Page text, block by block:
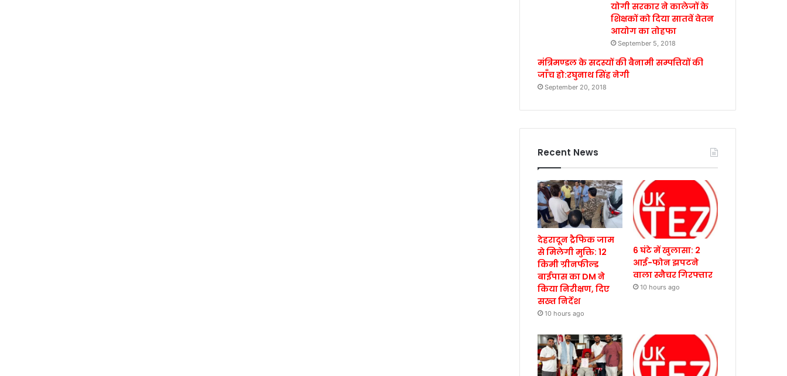
योगी सरकार ने कालेजों के
शिक्षकों को दिया सातवें वेतन
आयोग का तोहफा
September 5, 2018
मंत्रिमण्डल के सदस्यों की बैनामी सम्पत्तियों की
जाँच हो:रघुनाथ सिंह नेगी
September 20, 2018
Recent News
देहरादून ट्रैफिक जाम
से मिलेगी मुक्ति: 12
किमी ग्रीनफील्ड
बाईपास का DM ने
किया निरीक्षण, दिए
सख्त निर्देश
10 hours ago
6 घंटे में खुलासा: 2
आई-फोन झपटने
वाला स्नैचर गिरफ्तार
10 hours ago